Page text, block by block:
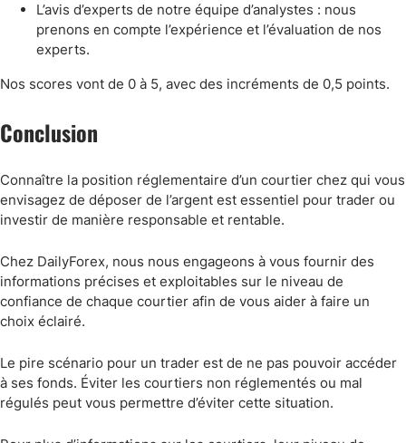
L’avis d’experts de notre équipe d’analystes : nous
prenons en compte l’expérience et l’évaluation de nos
experts.
Nos scores vont de 0 à 5, avec des incréments de 0,5 points.
Conclusion
Connaître la position réglementaire d’un courtier chez qui vous
envisagez de déposer de l’argent est essentiel pour trader ou
investir de manière responsable et rentable.
Chez DailyForex, nous nous engageons à vous fournir des
informations précises et exploitables sur le niveau de
confiance de chaque courtier afin de vous aider à faire un
choix éclairé.
Le pire scénario pour un trader est de ne pas pouvoir accéder
à ses fonds. Éviter les courtiers non réglementés ou mal
régulés peut vous permettre d’éviter cette situation.